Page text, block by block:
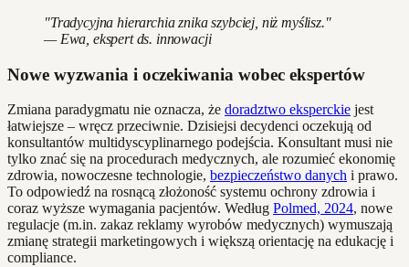
"Tradycyjna hierarchia znika szybciej, niż myślisz."
— Ewa, ekspert ds. innowacji
Nowe wyzwania i oczekiwania wobec ekspertów
Zmiana paradygmatu nie oznacza, że doradztwo eksperckie jest
łatwiejsze – wręcz przeciwnie. Dzisiejsi decydenci oczekują od
konsultantów multidyscyplinarnego podejścia. Konsultant musi nie
tylko znać się na procedurach medycznych, ale rozumieć ekonomię
zdrowia, nowoczesne technologie, bezpieczeństwo danych i prawo.
To odpowiedź na rosnącą złożoność systemu ochrony zdrowia i
coraz wyższe wymagania pacjentów. Według Polmed, 2024, nowe
regulacje (m.in. zakaz reklamy wyrobów medycznych) wymuszają
zmianę strategii marketingowych i większą orientację na edukację i
compliance.